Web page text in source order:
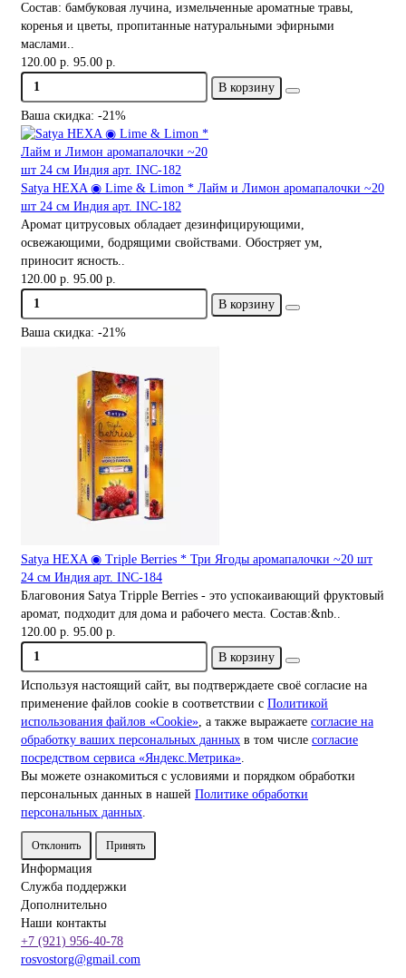
Состав: бамбуковая лучина, измельченные ароматные травы,
коренья и цветы, пропитанные натуральными эфирными
маслами..
120.00 р. 95.00 р.
В корзину
Ваша скидка: -21%
Satya HEXA ◉ Lime & Limon * Лайм и Лимон аромапалочки ~20
шт 24 см Индия арт. INC-182
Аромат цитрусовых обладает дезинфицирующими,
освежающими, бодрящими свойствами. Обостряет ум,
приносит ясность..
120.00 р. 95.00 р.
В корзину
Ваша скидка: -21%
Satya HEXA ◉ Triple Berries * Три Ягоды аромапалочки ~20 шт
24 см Индия арт. INC-184
Благовония Satya Tripple Berries - это успокаивающий фруктовый
аромат, подходит для дома и рабочего места. Состав:&nb..
120.00 р. 95.00 р.
В корзину
Используя настоящий сайт, вы подтверждаете своё согласие на
применение файлов cookie в соответствии с Политикой
использования файлов «Cookie», а также выражаете согласие на
обработку ваших персональных данных в том числе согласие
посредством сервиса «Яндекс.Метрика».
Вы можете ознакомиться с условиями и порядком обработки
персональных данных в нашей Политике обработки
персональных данных.
Отклонить Принять
Информация
Служба поддержки
Дополнительно
Наши контакты
+7 (921) 956-40-78
rosvostorg@gmail.com